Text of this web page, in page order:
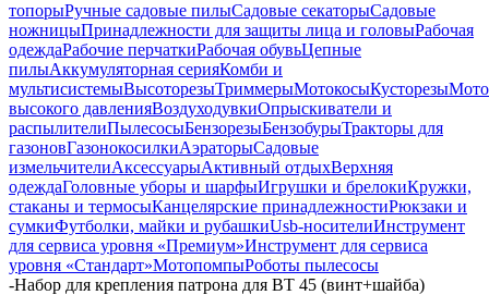
топорыРучные садовые пилыСадовые секаторыСадовые
ножницыПринадлежности для защиты лица и головыРабочая
одеждаРабочие перчаткиРабочая обувьЦепные
пилыАккумуляторная серияКомби и
мультисистемыВысоторезыТриммерыМотокосыКусторезы
высокого давленияВоздуходувкиОпрыскиватели и
распылителиПылесосыБензорезыБензобурыТракторы для
газоновГазонокосилкиАэраторыСадовые
измельчителиАксессуарыАктивный отдыхВерхняя
одеждаГоловные уборы и шарфыИгрушки и брелокиКружки,
стаканы и термосыКанцелярские принадлежностиРюкзаки и
сумкиФутболки, майки и рубашкиUsb-носителиИнструмент
для сервиса уровня «Премиум»Инструмент для сервиса
уровня «Стандарт»МотопомпыРоботы пылесосы
-Набор для крепления патрона для BT 45 (винт+шайба)